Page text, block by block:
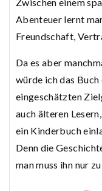
Abenteuer lernt
Freundschaft,
Da es aber
würde ich das
eingeschätzten
auch älteren
ein Kinderbuch
Denn die
man muss ihn nur